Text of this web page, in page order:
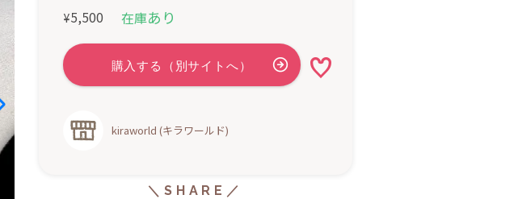
¥5,500 在庫あり
kiraworld (キラワールド)